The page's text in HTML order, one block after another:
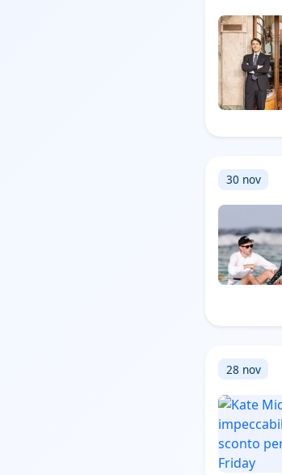
30 nov
28 nov